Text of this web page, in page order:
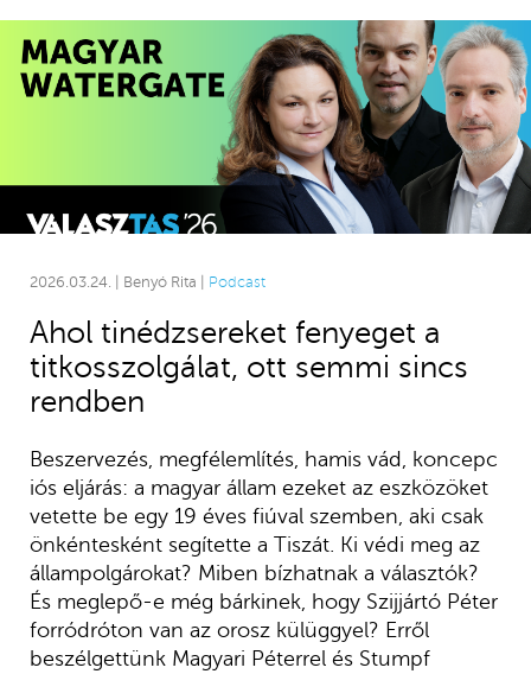
2026.03.24. | Benyó Rita | Podcast
Ahol tinédzsereket fenyeget a
titkosszolgálat, ott semmi sincs
rendben
Beszervezés, megfélemlítés, hamis vád, koncepc
iós eljárás: a magyar állam ezeket az eszközöket
vetette be egy 19 éves fiúval szemben, aki csak
önkéntesként segítette a Tiszát. Ki védi meg az
állampolgárokat? Miben bízhatnak a választók?
És meglepő-e még bárkinek, hogy Szijjártó Péter
forródróton van az orosz külüggyel? Erről
beszélgettünk Magyari Péterrel és Stumpf